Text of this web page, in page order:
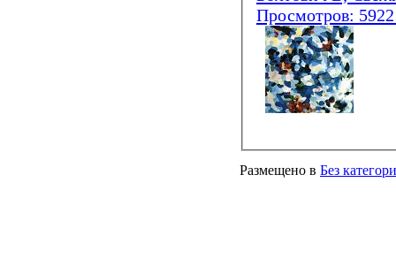
Размещено в Без